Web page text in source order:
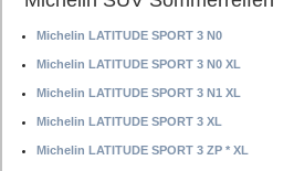
Michelin LATITUDE SPORT 3 N0
Michelin LATITUDE SPORT 3 N0 XL
Michelin LATITUDE SPORT 3 N1 XL
Michelin LATITUDE SPORT 3 XL
Michelin LATITUDE SPORT 3 ZP * XL